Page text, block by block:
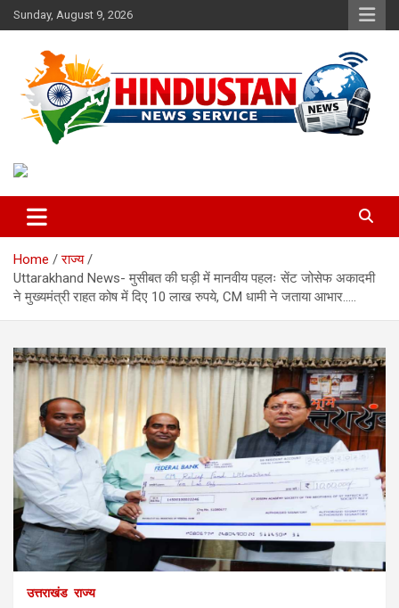
Skip
to
Sunday, August 9, 2026
Hindustan News Service
Home
राज्य
Uttarakhand News- मुसीबत की घड़ी में मानवीय पहलः सेंट जोसेफ अकादमी
ने मुख्यमंत्री राहत कोष में दिए 10 लाख रुपये, CM धामी ने जताया आभार…..
उत्तराखंड राज्य